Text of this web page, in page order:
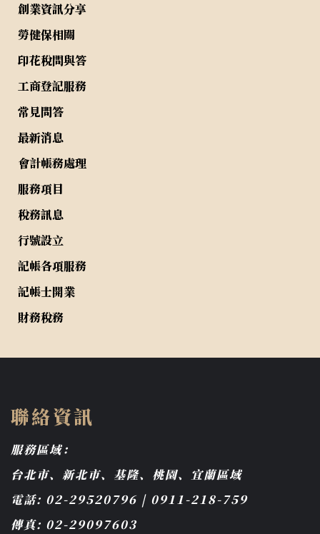
創業資訊分享
勞健保相關
印花稅問與答
工商登記服務
常見問答
最新消息
會計帳務處理
服務項目
稅務訊息
行號設立
記帳各項服務
記帳士開業
財務稅務
聯絡資訊
服務區域：
台北市、新北市、基隆、桃園、宜蘭區域
電話: 02-29520796 | 0911-218-759
傳真: 02-29097603